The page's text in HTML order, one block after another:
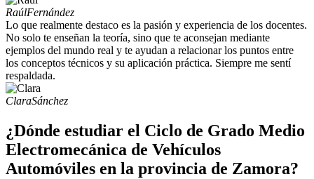
RaúlFernández
Lo que realmente destaco es la pasión y experiencia de los docentes.
No solo te enseñan la teoría, sino que te aconsejan mediante
ejemplos del mundo real y te ayudan a relacionar los puntos entre
los conceptos técnicos y su aplicación práctica. Siempre me sentí
respaldada.
ClaraSánchez
¿Dónde estudiar el Ciclo de Grado Medio
Electromecánica de Vehículos
Automóviles en la provincia de Zamora?